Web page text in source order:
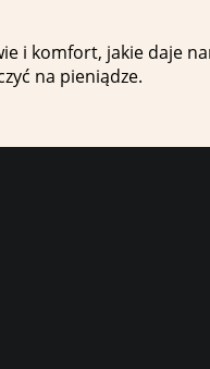
i komfort, jakie daje
na pieniądze.